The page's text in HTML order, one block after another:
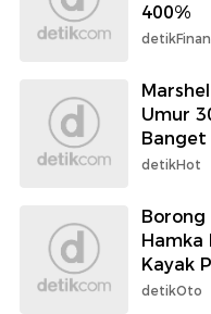
400%
Umur
Banget
detikHot
Borong
Hamka
Kayak
detikOto